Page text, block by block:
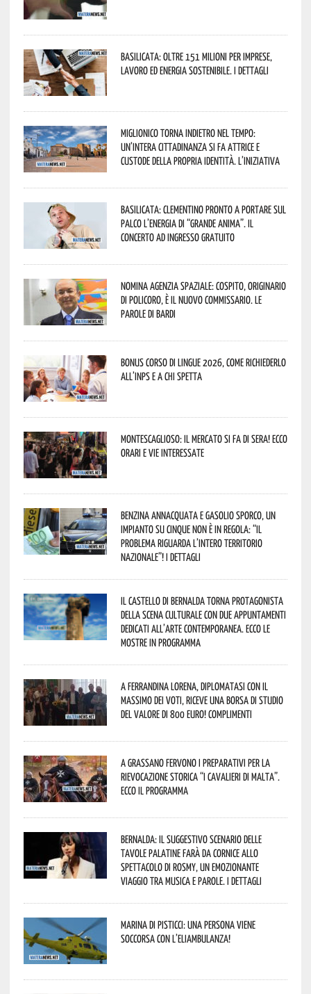
Basilicata: oltre 151 milioni per imprese,
lavoro ed energia sostenibile. I dettagli
Miglionico torna indietro nel tempo:
un’intera cittadinanza si fa attrice e
custode della propria identità. L’iniziativa
Basilicata: Clementino pronto a portare sul
palco l’energia di “Grande Anima”. Il
concerto ad ingresso gratuito
Nomina Agenzia Spaziale: Cospito, originario
di Policoro, è il nuovo commissario. Le
parole di Bardi
Bonus corso di lingue 2026, come richiederlo
all’INPS e a chi spetta
Montescaglioso: il mercato si fa di sera! Ecco
orari e vie interessate
Benzina annacquata e gasolio sporco, un
impianto su cinque non è in regola: “il
problema riguarda l’intero territorio
Nazionale”! I dettagli
Il Castello di Bernalda torna protagonista
della scena culturale con due appuntamenti
dedicati all’arte contemporanea. Ecco le
mostre in programma
A Ferrandina Lorena, diplomatasi con il
massimo dei voti, riceve una borsa di studio
del valore di 800 euro! Complimenti
A Grassano fervono i preparativi per la
Rievocazione Storica “I CAVALIERI DI MALTA”.
Ecco il programma
Bernalda: il suggestivo scenario delle
Tavole Palatine farà da cornice allo
spettacolo di Rosmy, un emozionante
viaggio tra musica e parole. I dettagli
Marina di Pisticci: una persona viene
soccorsa con l’eliambulanza!